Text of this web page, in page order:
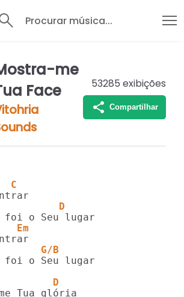
Procurar música...
me
Face
53285 exibições
Compartilhar
C
D
Em
G/B
foi o Seu lugar
D